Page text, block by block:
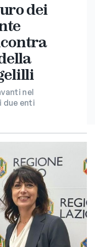
dei
nel
enti